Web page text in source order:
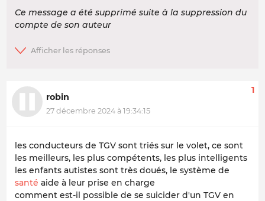
Ce message a été supprimé suite à la suppression du
compte de son auteur
robin
27 décembre 2024 à 19:34:15
1
les conducteurs de TGV sont triés sur le volet, ce sont
les meilleurs, les plus compétents, les plus intelligents
les enfants autistes sont très doués, le système de
santé aide à leur prise en charge
comment est-il possible de se suicider d'un TGV en